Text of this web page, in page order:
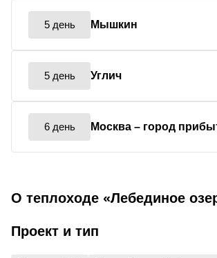
5 день Мышкин
5 день Углич
6 день Москва – город
О теплоходе «Лебединое
Проект и тип